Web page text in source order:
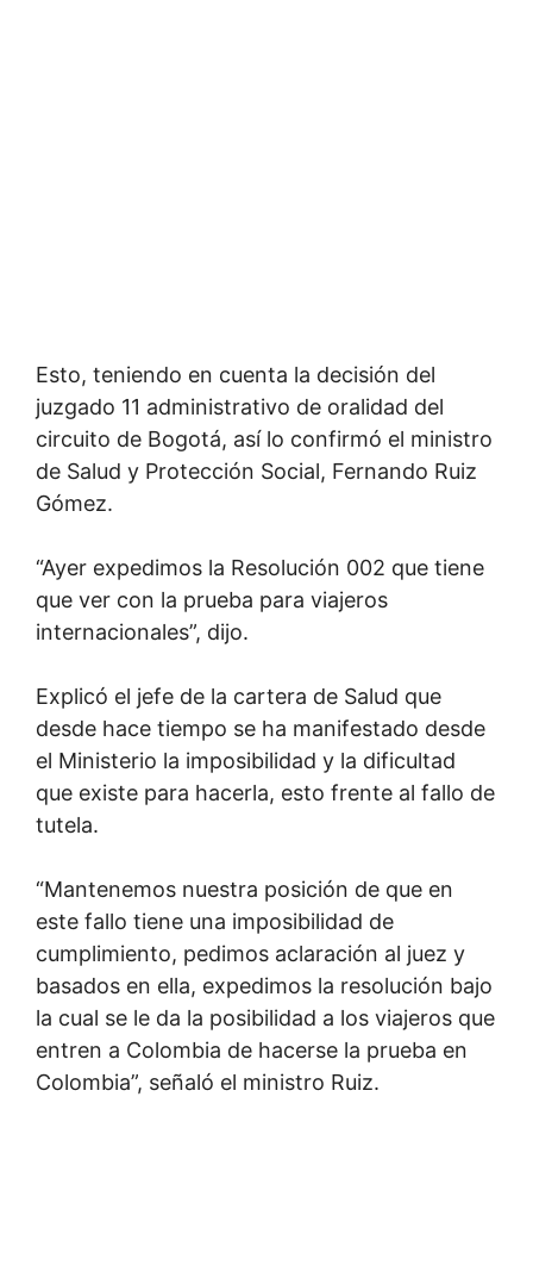
Esto, teniendo en cuenta la decisión del
juzgado 11 administrativo de oralidad del
circuito de Bogotá, así lo confirmó el ministro
de Salud y Protección Social, Fernando Ruiz
Gómez.
“Ayer expedimos la Resolución 002 que tiene
que ver con la prueba para viajeros
internacionales”, dijo.
Explicó el jefe de la cartera de Salud que
desde hace tiempo se ha manifestado desde
el Ministerio la imposibilidad y la dificultad
que existe para hacerla, esto frente al fallo de
tutela.
“Mantenemos nuestra posición de que en
este fallo tiene una imposibilidad de
cumplimiento, pedimos aclaración al juez y
basados en ella, expedimos la resolución bajo
la cual se le da la posibilidad a los viajeros que
entren a Colombia de hacerse la prueba en
Colombia”, señaló el ministro Ruiz.